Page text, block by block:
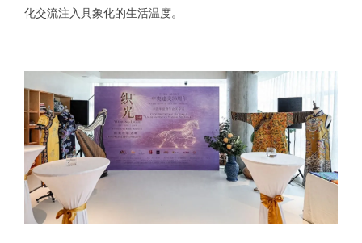
化交流注入具象化的生活温度。